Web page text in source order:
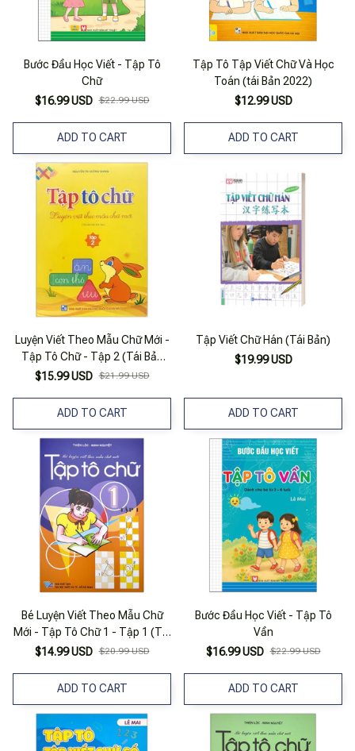
Bước Đầu Học Viết - Tập Tô
Chữ
$16.99 USD $22.99 USD
ADD TO CART
Tập Tô Tập Viết Chữ Và Học
Toán (tái Bản 2022)
$12.99 USD
ADD TO CART
Luyện Viết Theo Mẫu Chữ Mới -
Tập Tô Chữ - Tập 2 (Tái Bản
2019)
$15.99 USD $21.99 USD
ADD TO CART
Tập Viết Chữ Hán (Tái Bản)
$19.99 USD
ADD TO CART
Bé Luyện Viết Theo Mẫu Chữ
Mới - Tập Tô Chữ 1 - Tập 1 (Tái
Bản)
$14.99 USD $20.99 USD
ADD TO CART
Bước Đầu Học Viết - Tập Tô
Vần
$16.99 USD $22.99 USD
ADD TO CART